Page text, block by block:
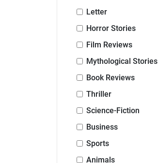
Letter
Horror Stories
Film Reviews
Mythological Stories
Book Reviews
Thriller
Science-Fiction
Business
Sports
Animals